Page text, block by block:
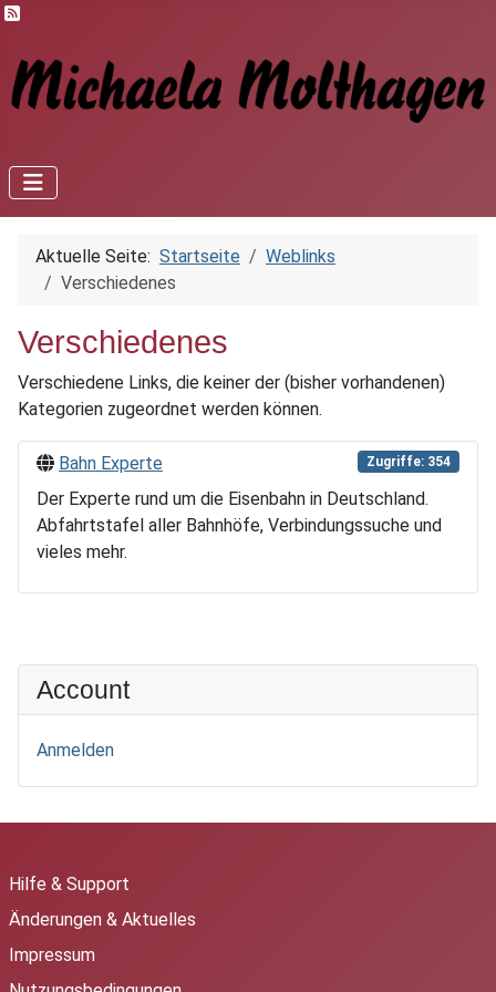
Aktuelle Seite: Startseite
Weblinks
Verschiedenes
Verschiedenes
Verschiedene Links, die keiner der (bisher vorhandenen)
Kategorien zugeordnet werden können.
Bahn Experte Zugriffe: 354
Der Experte rund um die Eisenbahn in Deutschland.
Abfahrtstafel aller Bahnhöfe, Verbindungssuche und
vieles mehr.
Account
Anmelden
Hilfe & Support
Änderungen & Aktuelles
Impressum